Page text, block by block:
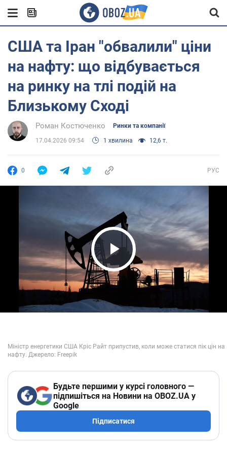
США та Іран "обвалили" ціни
на нафту: що відбувається
на ринку на тлі подій на
Близькому Сході
Роман Костюченко Ринки та компанії
17.04.2026 09:54 1 хвилина 12,6 т.
0 РУС
Play Video
Будьте першими у курсі головного —
підпишіться на Новини на OBOZ.UA у
Google
Підписатися